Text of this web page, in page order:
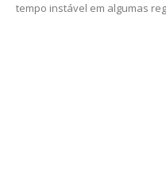
tempo instável em algumas